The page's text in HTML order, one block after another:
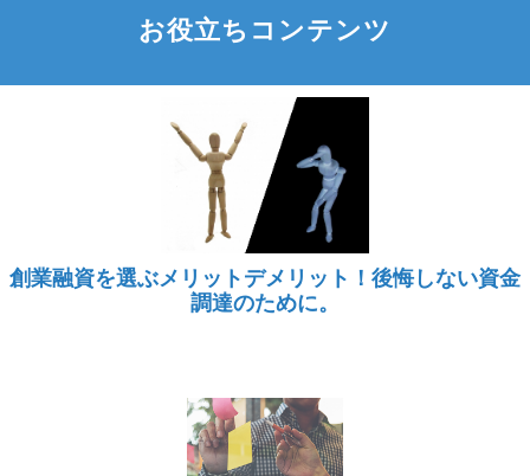
お役立ちコンテンツ
創業融資を選ぶメリットデメリット！後悔しない資金
調達のために。